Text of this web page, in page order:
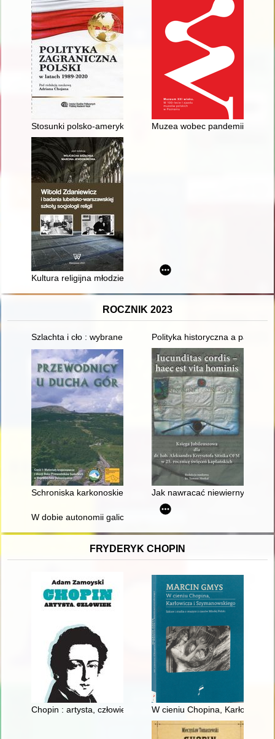
Stosunki polsko-amerykańskie Muzea wobec pandemii
Kultura religijna młodzieży w obszarze zainteresowań
ROCZNIK 2023
Szlachta i cło : wybrane skutki szlacheckiej wolności od ceł
Polityka historyczna a pamięć
Schroniska karkonoskie tuż przed przełomem społeczno-
Jak nawracać niewiernych? :
W dobie autonomii galicyjskiej
FRYDERYK CHOPIN
Chopin : artysta, człowiek W cieniu Chopina, Karłowicza